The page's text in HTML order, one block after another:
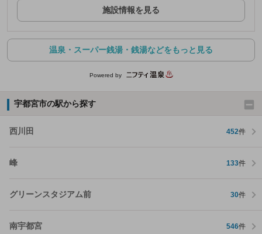
施設情報を見る
温泉・スーパー銭湯・銭湯などをもっと見る
Powered by
宇都宮市の駅から探す
西川田 452件
峰 133件
グリーンスタジアム前 30件
南宇都宮 546件